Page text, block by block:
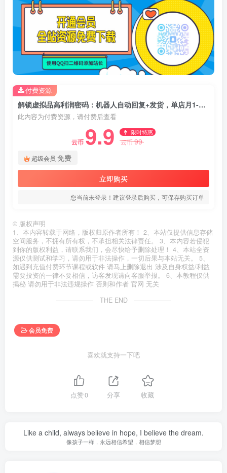
解锁虚拟品高利润密码：机器人自动回复+发货，单店月1-5W【揭秘】
此内容为付费资源，请付费后查看
云币 9.9 限时特惠
云币99
超级会员 免费
立即购买
您当前未登录！建议登录后购买，可保存购买订单
付费资源
© 版权声明
1、本内容转载于网络，版权归原作者所有！ 2、本站仅提供信息存储
空间服务，不拥有所有权，不承担相关法律责任。 3、本内容若侵犯
到你的版权利益，请联系我们，会尽快给予删除处理！ 4、本站全资
源仅供测试和学习，请勿用于非法操作，一切后果与本站无关。 5、
如遇到充值付费环节课程或软件 请马上删除退出 涉及自身权益/利益
需要投资的一律不要相信，访客发现请向客服举报。 6、本教程仅供
揭秘 请勿用于非法违规操作 否则和作者 官网 无关
THE END
会员免费
喜欢就支持一下吧
点赞0 分享 收藏
Like a child, always believe in hope, I believe the dream.
像孩子一样，永远相信希望，相信梦想